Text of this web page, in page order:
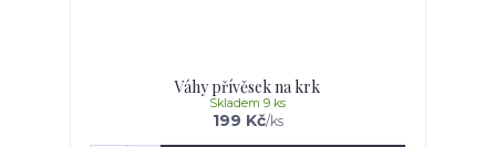
Váhy přívěsek na krk
199 Kč/ks
Skladem 9 ks